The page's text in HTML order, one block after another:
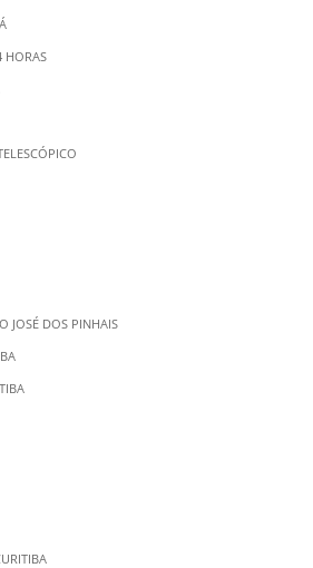
HORAS
JOSÉ DOS PINHAIS